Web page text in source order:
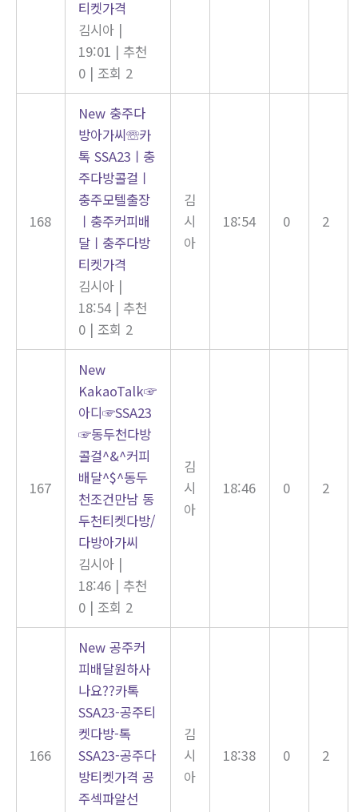
티켓가격
김시아 |
19:01 | 추천
0 | 조회 2
168
New 충주다
방아가씨☏카
톡 SSA23ㅣ충
주다방콜걸ㅣ
충주모텔출장
ㅣ충주커피배
달ㅣ충주다방
티켓가격
김시아 |
18:54 | 추천
0 | 조회 2
김
시
아
18:54 0 2
167
New
KakaoTalk☞
아디☞SSA23
☞동두천다방
콜걸^&^커피
배달^$^동두
천조건만남 동
두천티켓다방/
다방아가씨
김시아 |
18:46 | 추천
0 | 조회 2
김
시
아
18:46 0 2
166
New 공주커
피배달원하사
나요??카톡
SSA23-공주티
켓다방-톡
SSA23-공주다
방티켓가격 공
주섹파알선
김
시
아
18:38 0 2